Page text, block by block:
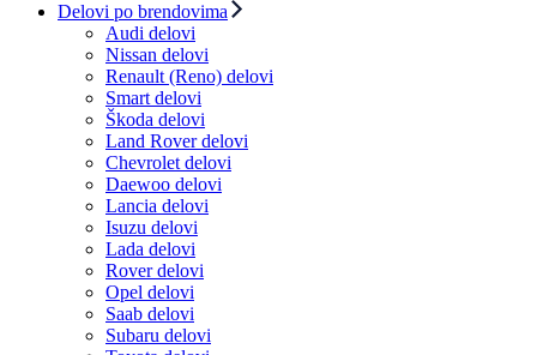
Delovi po brendovima
Audi delovi
Nissan delovi
Renault (Reno) delovi
Smart delovi
Škoda delovi
Land Rover delovi
Chevrolet delovi
Daewoo delovi
Lancia delovi
Isuzu delovi
Lada delovi
Rover delovi
Opel delovi
Saab delovi
Subaru delovi